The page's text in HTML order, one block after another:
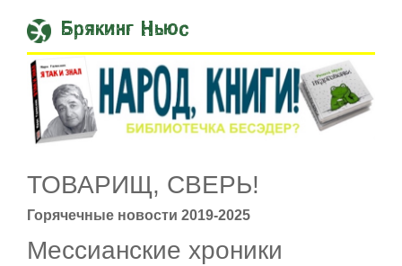
Брякинг Ньюс
Встреча Нетаниягу и Трампа
ТОВАРИЩ, СВЕРЬ!
Горячечные новости 2019-2025
Мессианские хроники